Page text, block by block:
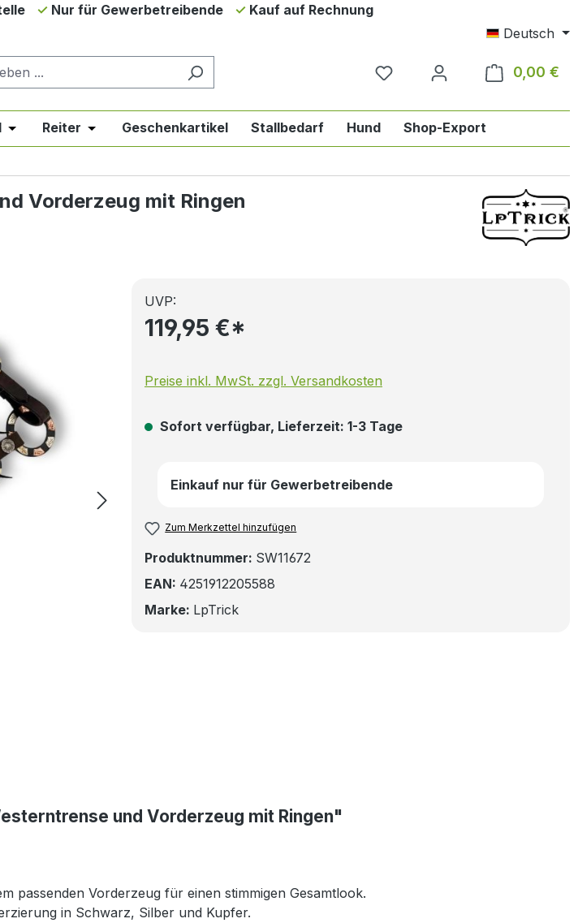
Nur für Gewerbetreibende
Kauf auf Rechnung
Deutsch
0,00 €
& Angebote
der Kategorie Westernreiten
das Dropdown der Kategorie Englischreiten
Öffne oder Schließe das Dropdown der Kategorie Pferd
Reiter Öffne oder Schließe das Dropdown der Kategorie Reiter
Geschenkartikel Stallbedarf Hund Shop-Export
Vorderzeug mit Ringen
UVP:
119,95 €*
Preise inkl. MwSt. zzgl. Versandkosten
Sofort verfügbar, Lieferzeit: 1-3 Tage
Einkauf nur für Gewerbetreibende
Zum Merkzettel hinzufügen
Produktnummer: SW11672
EAN: 4251912205588
Marke: LpTrick
und Vorderzeug mit Ringen"
passenden Vorderzeug für einen stimmigen Gesamtlook.
in Schwarz, Silber und Kupfer.